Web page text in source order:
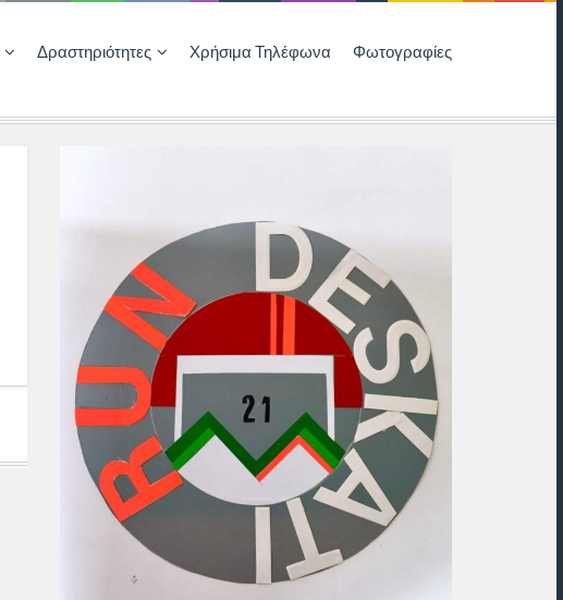
Δραστηριότητες Χρήσιμα Τηλέφωνα Φωτογραφίες